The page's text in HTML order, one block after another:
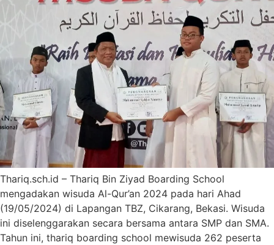
Thariq.sch.id – Thariq Bin Ziyad Boarding School
mengadakan wisuda Al-Qur’an 2024 pada hari Ahad
(19/05/2024) di Lapangan TBZ, Cikarang, Bekasi. Wisuda
ini diselenggarakan secara bersama antara SMP dan SMA.
Tahun ini, thariq boarding school mewisuda 262 peserta